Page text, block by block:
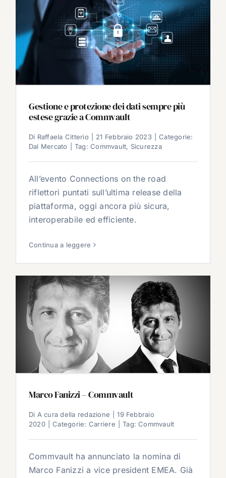
Gestione e protezione dei dati sempre più
estese grazie a Commvault
Di Raffaela Citterio 21 Febbraio 2023
Categorie:
Dal Mercato
Tag:Commvault, Sicurezza
All’evento Connections on the road
riflettori puntati sull’ultima release della
piattaforma, oggi ancora più sicura,
interoperabile ed efficiente.
Continua a leggere
Marco Fanizzi – Commvault
Di A cura della redazione
19 Febbraio
2020
Categorie: Carriere Tag:Commvault
Commvault ha annunciato la nomina di
Marco Fanizzi a vice president EMEA. Già